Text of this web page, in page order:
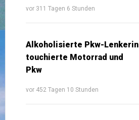
vor 311 Tagen 6 Stunden
Alkoholisierte Pkw-Lenkerin
touchierte Motorrad und
Pkw
vor 452 Tagen 10 Stunden